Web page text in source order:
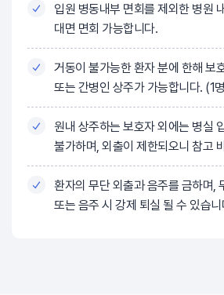
입원 병동내부 면회를 제외한 병원 내
대면 면회 가능합니다.
거동이 불가능한 환자 분에 한해 보
또는 간병인 상주가 가능합니다. (1
원내 상주하는 보호자 외에는 병실
불가하며, 외출이 제한되오니 참고
환자의 무단 외출과 음주를 금하며,
또는 음주 시 강제 퇴실 될 수 있습니